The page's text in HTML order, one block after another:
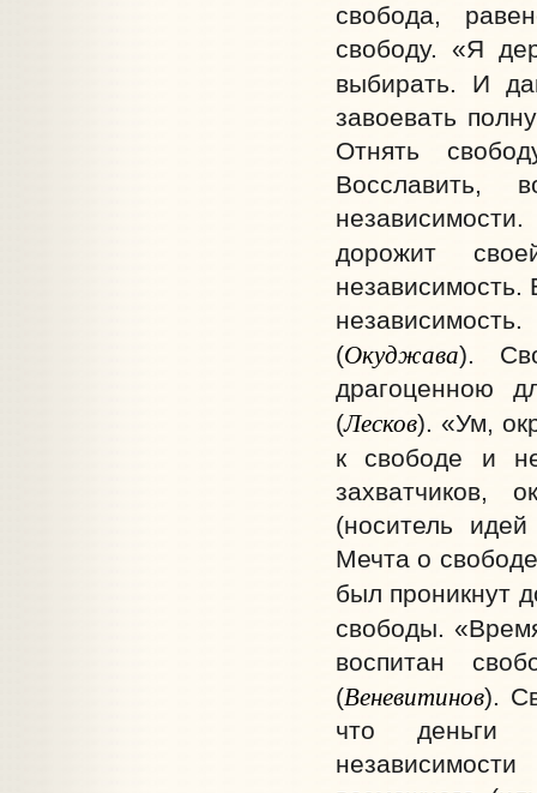
свобода,
свободу. «Я
выбирать. И
завоевать
Отнять
Восславить,
дорожит
независимость.
(Окуджава).
драгоценною
(Лесков). «Ум,
к свободе и
захватчиков,
(носитель
Мечта о
был проникнут
свободы.
воспитан
(Веневитинов).
что деньги